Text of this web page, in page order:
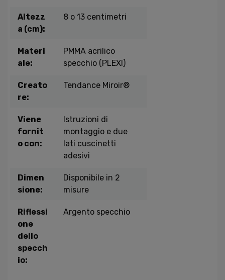
Altezz
a (cm):
8 o 13 centimetri
Materi
ale:
PMMA acrilico
specchio (PLEXI)
Creato
re:
Tendance Miroir®
Viene
fornit
o con:
Istruzioni di
montaggio e due
lati cuscinetti
adesivi
Dimen
sione:
Disponibile in 2
misure
Riflessi
one
dello
specch
io:
Argento specchio